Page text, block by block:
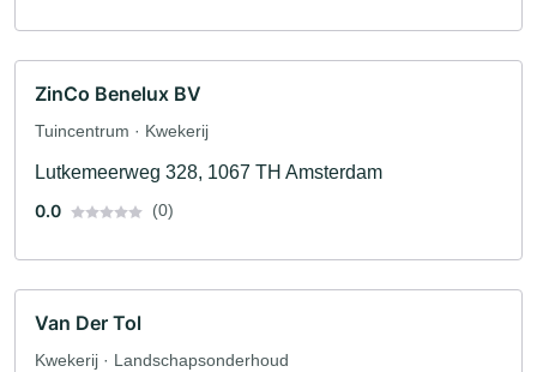
ZinCo Benelux BV
Tuincentrum · Kwekerij
Lutkemeerweg 328, 1067 TH Amsterdam
0.0
(0)
Van Der Tol
Kwekerij · Landschapsonderhoud